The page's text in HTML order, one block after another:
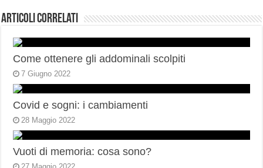
Articoli correlati
Come ottenere gli addominali scolpiti
7 Giugno 2022
Covid e sogni: i cambiamenti
28 Maggio 2022
Vuoti di memoria: cosa sono?